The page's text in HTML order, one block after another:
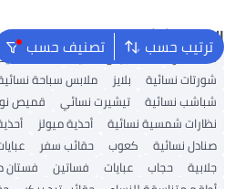
ترتيب حسب تصنيف حسب البحث الشائع
شنط ألدو شنط جيس نسائية شنط
شورتات نسائية
بلايز ملابس سباحة
شباشب نسائية
تيشيرت نسائي
قميص
نظارات شمسية نسائية
أحذية ميولز
صنادل نسائية
كعوب حقائب سفر
جلابية
حجاب عبايات فساتين فستان